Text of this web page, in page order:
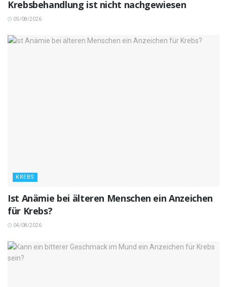
Krebsbehandlung ist nicht nachgewiesen
05/08/2026
KREBS
Ist Anämie bei älteren Menschen ein Anzeichen
für Krebs?
04/08/2026